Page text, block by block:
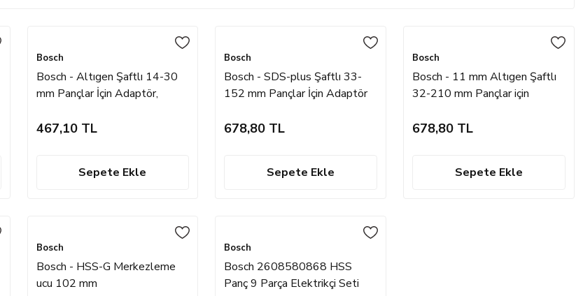
Bosch
Bosch - Altıgen Şaftlı 14-30
mm Pançlar İçin Adaptör,
467,10 TL
Sepete Ekle
Bosch
Bosch - SDS-plus Şaftlı 33-
152 mm Pançlar İçin Adaptör
678,80 TL
Sepete Ekle
Bosch
Bosch - 11 mm Altıgen Şaftlı
32-210 mm Pançlar için
678,80 TL
Sepete Ekle
Bosch
Bosch - HSS-G Merkezleme
ucu 102 mm
Bosch
Bosch 2608580868 HSS
Panç 9 Parça Elektrikçi Seti